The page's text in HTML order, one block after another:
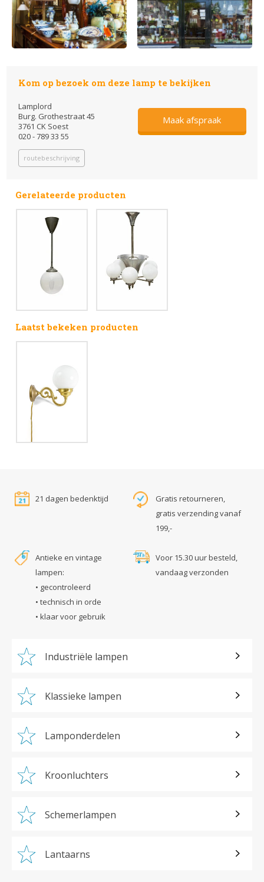
Kom op bezoek om deze lamp te bekijken
Lamplord
Burg. Grothestraat 45
3761 CK Soest
020 - 789 33 55
routebeschrijving
Maak afspraak
Gerelateerde producten
Laatst bekeken producten
21 dagen bedenktijd
Gratis retourneren,
gratis verzending vanaf
199,-
Antieke en vintage
lampen:
• gecontroleerd
• technisch in orde
• klaar voor gebruik
Voor 15.30 uur besteld,
vandaag verzonden
Industriële lampen
Klassieke lampen
Lamponderdelen
Kroonluchters
Schemerlampen
Lantaarns